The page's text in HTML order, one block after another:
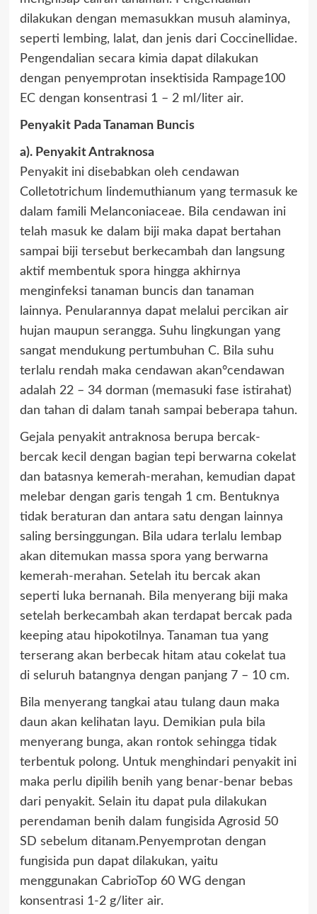
dilakukan dengan memasukkan musuh alaminya,
seperti lembing, lalat, dan jenis dari Coccinellidae.
Pengendalian secara kimia dapat dilakukan
dengan penyemprotan insektisida Rampage100
EC dengan konsentrasi 1 – 2 ml/liter air.
Penyakit Pada Tanaman Buncis
a). Penyakit Antraknosa
Penyakit ini disebabkan oleh cendawan
Colletotrichum lindemuthianum yang termasuk ke
dalam famili Melanconiaceae. Bila cendawan ini
telah masuk ke dalam biji maka dapat bertahan
sampai biji tersebut berkecambah dan langsung
aktif membentuk spora hingga akhirnya
menginfeksi tanaman buncis dan tanaman
lainnya. Penularannya dapat melalui percikan air
hujan maupun serangga. Suhu lingkungan yang
sangat mendukung pertumbuhan C. Bila suhu
terlalu rendah maka cendawan akan°cendawan
adalah 22 – 34 dorman (memasuki fase istirahat)
dan tahan di dalam tanah sampai beberapa tahun.
Gejala penyakit antraknosa berupa bercak-
bercak kecil dengan bagian tepi berwarna cokelat
dan batasnya kemerah-merahan, kemudian dapat
melebar dengan garis tengah 1 cm. Bentuknya
tidak beraturan dan antara satu dengan lainnya
saling bersinggungan. Bila udara terlalu lembap
akan ditemukan massa spora yang berwarna
kemerah-merahan. Setelah itu bercak akan
seperti luka bernanah. Bila menyerang biji maka
setelah berkecambah akan terdapat bercak pada
keeping atau hipokotilnya. Tanaman tua yang
terserang akan berbecak hitam atau cokelat tua
di seluruh batangnya dengan panjang 7 – 10 cm.
Bila menyerang tangkai atau tulang daun maka
daun akan kelihatan layu. Demikian pula bila
menyerang bunga, akan rontok sehingga tidak
terbentuk polong. Untuk menghindari penyakit ini
maka perlu dipilih benih yang benar-benar bebas
dari penyakit. Selain itu dapat pula dilakukan
perendaman benih dalam fungisida Agrosid 50
SD sebelum ditanam.Penyemprotan dengan
fungisida pun dapat dilakukan, yaitu
menggunakan CabrioTop 60 WG dengan
konsentrasi 1-2 g/liter air.